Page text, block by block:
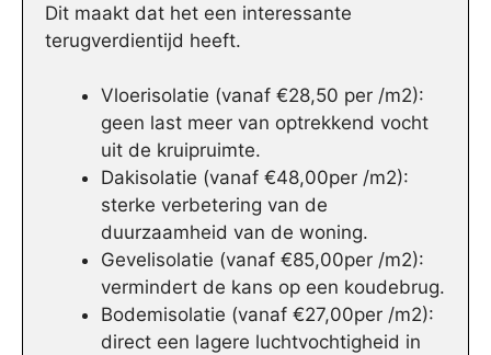
Dit maakt dat het een interessante
terugverdientijd heeft.
Vloerisolatie (vanaf €28,50 per /m2):
geen last meer van optrekkend vocht
uit de kruipruimte.
Dakisolatie (vanaf €48,00per /m2):
sterke verbetering van de
duurzaamheid van de woning.
Gevelisolatie (vanaf €85,00per /m2):
vermindert de kans op een koudebrug.
Bodemisolatie (vanaf €27,00per /m2):
direct een lagere luchtvochtigheid in